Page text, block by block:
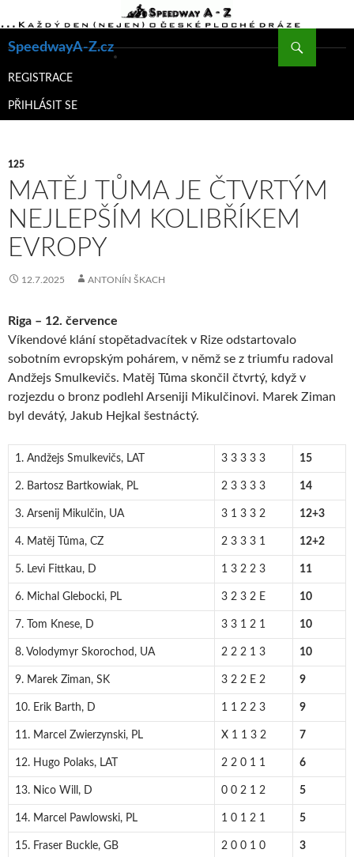
SpeedwayA-Z.cz
K
WEBU
REGISTRACE
PŘIHLÁSIT SE
125
MATĚJ TŮMA JE ČTVRTÝM
NEJLEPŠÍM KOLIBŘÍKEM
EVROPY
12.7.2025 ANTONÍN ŠKACH
Riga – 12. července
Víkendové klání stopětadvacítek v Rize odstartovalo
sobotním evropským pohárem, v němž se z triumfu radoval
Andžejs Smulkevičs. Matěj Tůma skončil čtvrtý, když v
rozjezdu o bronz podlehl Arseniji Mikulčinovi. Marek Ziman
byl devátý, Jakub Hejkal šestnáctý.
1. Andžejs Smulkevičs, LAT 3 3 3 3 3 15
2. Bartosz Bartkowiak, PL 2 3 3 3 3 14
3. Arsenij Mikulčin, UA 3 1 3 3 2 12+3
4. Matěj Tůma, CZ 2 3 3 3 1 12+2
5. Levi Fittkau, D 1 3 2 2 3 11
6. Michal Glebocki, PL 3 2 3 2 E 10
7. Tom Knese, D 3 3 1 2 1 10
8. Volodymyr Skorochod, UA 2 2 2 1 3 10
9. Marek Ziman, SK 3 2 2 E 2 9
10. Erik Barth, D 1 1 2 2 3 9
11. Marcel Zwierzynski, PL X 1 1 3 2 7
12. Hugo Polaks, LAT 2 2 0 1 1 6
13. Nico Will, D 0 0 2 1 2 5
14. Marcel Pawlowski, PL 1 0 1 2 1 5
15. Fraser Buckle, GB 2 0 0 1 0 3